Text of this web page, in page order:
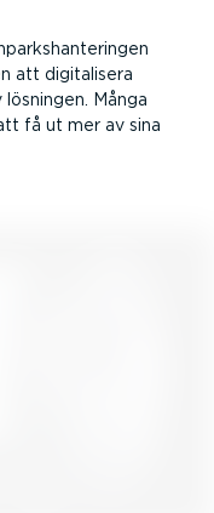
att digita­lisera
Många
få ut mer av sina